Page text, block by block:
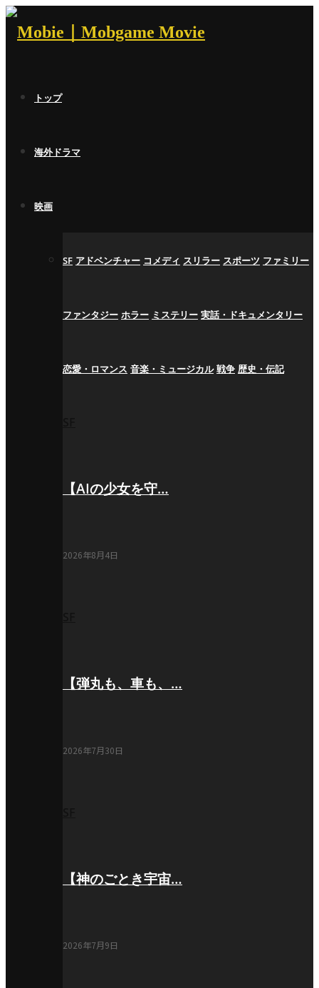
トップ
海外ドラマ
映画
SF アドベンチャー コメディ スリラー スポーツ ファミリー
ファンタジー ホラー ミステリー 実話・ドキュメンタリー
恋愛・ロマンス 音楽・ミュージカル 戦争 歴史・伝記
【AIの少女を守…
2026年8月4日
【弾丸も、車も、…
2026年7月30日
【神のごとき宇宙…
2026年7月9日